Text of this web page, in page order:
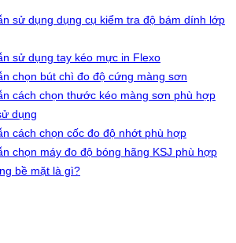
sử dụng dụng cụ kiểm tra độ bám dính lớp
sử dụng tay kéo mực in Flexo
chọn bút chì đo độ cứng màng sơn
cách chọn thước kéo màng sơn phù hợp
dụng
cách chọn cốc đo độ nhớt phù hợp
chọn máy đo độ bóng hãng KSJ phù hợp
bề mặt là gì?